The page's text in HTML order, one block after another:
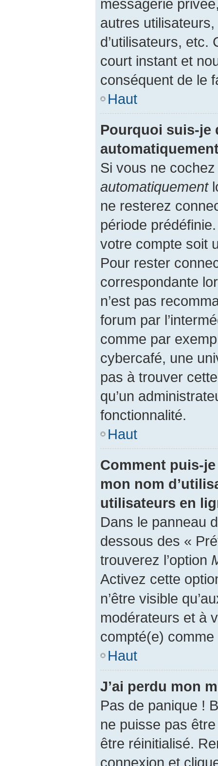
messagerie
autres utilisateurs,
d’utilisateurs, etc.
court instant et
conséquent de le
Haut
Pourquoi suis-je
Si vous ne
automatiquement
ne resterez
période
votre compte soit
Pour rester
correspondante
n’est pas
forum par
comme par
cybercafé, une
pas à trouver
qu’un
fonctionnalité.
Haut
Comment puis-
mon nom
utilisateurs en
Dans le panneau
dessous des «
trouverez l’option
Activez cette
n’être visible
modérateurs et à
compté(e)
Haut
J’ai perdu mon
Pas de panique !
ne puisse pas
être réinitialisé.
connexion et